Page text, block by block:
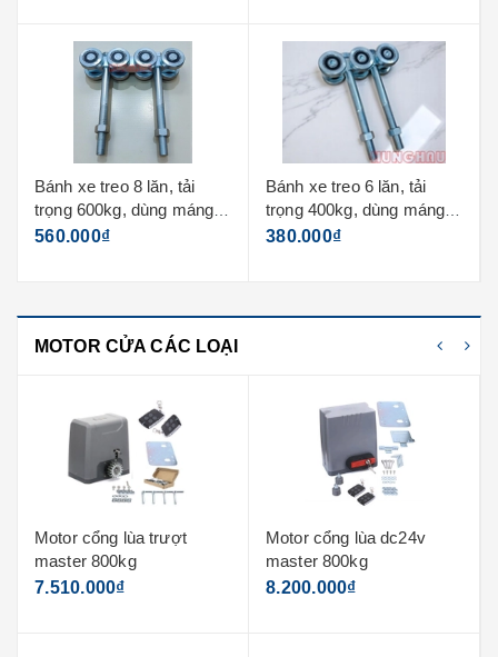
Bánh xe treo 6 lăn, tải
trọng 400kg, dùng máng
3.5mm
380.000₫
Con lăn đồng thau
90.000₫
MOTOR CỬA CÁC LOẠI
Motor cổng lùa dc24v
master 800kg
8.200.000₫
Motor cổng lùa italia
genius 500kg
13.100.000₫